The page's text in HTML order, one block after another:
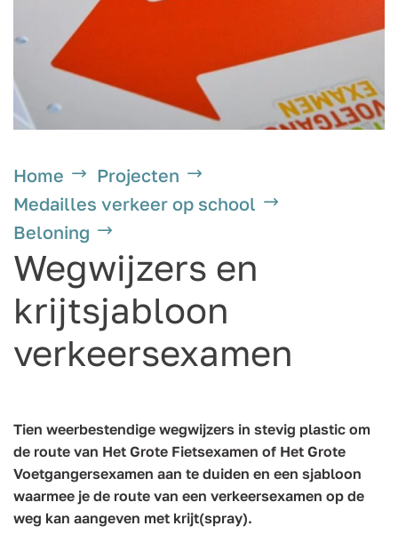
Home
Projecten
Medailles verkeer op school
Beloning
Wegwijzers en
krijtsjabloon
verkeersexamen
Tien weerbestendige wegwijzers in stevig plastic om
de route van Het Grote Fietsexamen of Het Grote
Voetgangersexamen aan te duiden en een sjabloon
waarmee je de route van een verkeersexamen op de
weg kan aangeven met krijt(spray).